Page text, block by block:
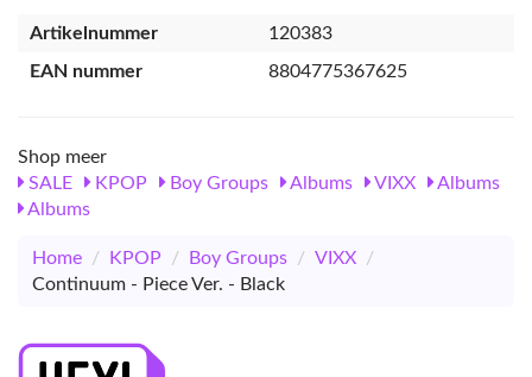
Artikelnummer
120383
EAN nummer
8804775367625
Shop meer
SALE
KPOP Boy Groups Albums VIXX
Albums
Albums
Home / KPOP / Boy Groups / VIXX
/
Continuum - Piece Ver. - Black